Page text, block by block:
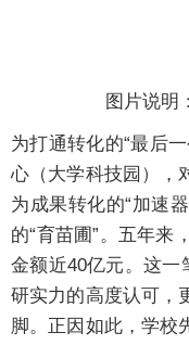
图片说明
为打通转化的“最后
心（大学科技园），
为成果转化的“加速
的“育苗圃”。五年来
金额近40亿元。这一
研实力的高度认可，
脚。正因如此，学校